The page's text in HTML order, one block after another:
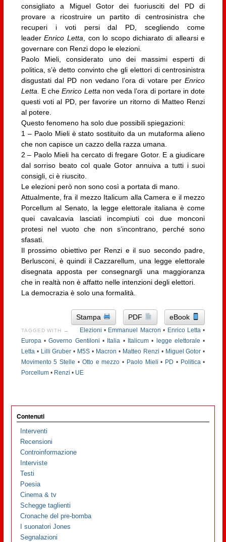
consigliato a Miguel Gotor dei fuoriusciti del PD di
provare a ricostruire un partito di centrosinistra che
recuperi i voti persi dal PD, scegliendo come
leaderEnrico Letta , con lo scopo dichiarato di allearsi e
governare con Renzi dopo le elezioni.
Paolo Mieli, considerato uno dei massimi esperti di
politica, s’è detto convinto che gli elettori di centrosinistra
disgustati dal PD non vedano l’ora di votare perEnrico
Letta.
E cheEnrico Letta non veda l’ora di portare in dote
questi voti al PD, per favorire un ritorno di Matteo Renzi
al potere.
Questo fenomeno ha solo due possibili spiegazioni:
1 – Paolo Mieli è stato sostituito da un mutaforma alieno
che non capisce un cazzo della razza umana.
2 – Paolo Mieli ha cercato di fregare Gotor. E a giudicare
dal sorriso beato col quale Gotor annuiva a tutti i suoi
consigli, ci è riuscito.
Le elezioni però non sono così a portata di mano.
Attualmente, fra il mezzo Italicum alla Camera e il mezzo
Porcellum al Senato, la legge elettorale italiana è come
quei cavalcavia lasciati incompiuti coi due monconi
protesi nel vuoto che non s’incontrano, perché sono
sfasati.
Il prossimo obiettivo per Renzi e il suo secondo padre,
Berlusconi, è quindi il Cazzarellum, una legge elettorale
disegnata apposta per consegnargli una maggioranza
che in realtà non è affatto nelle intenzioni degli elettori.
La democrazia è solo una formalità.
Stampa PDF eBook
TAGGED WITH → Elezioni • Emmanuel Macron • Enrico Letta•
Europa•Governo Gentiloni • Italia • Italicum • legge elettorale •
Letta• Lilli Gruber • M5S • Macron • Matteo Renzi • Miguel Gotor •
Movimento 5 Stelle • Otto e mezzo • Paolo Mieli • PD • Politica•
Porcellum• Renzi • UE
Contenuti
Interventi
Recensioni
Controinformazione
Interviste
Testi
Poesia
Cinema & tv
Schegge taglienti
Cronache del pre-bomba
I suonatori Jones
Segnalazioni